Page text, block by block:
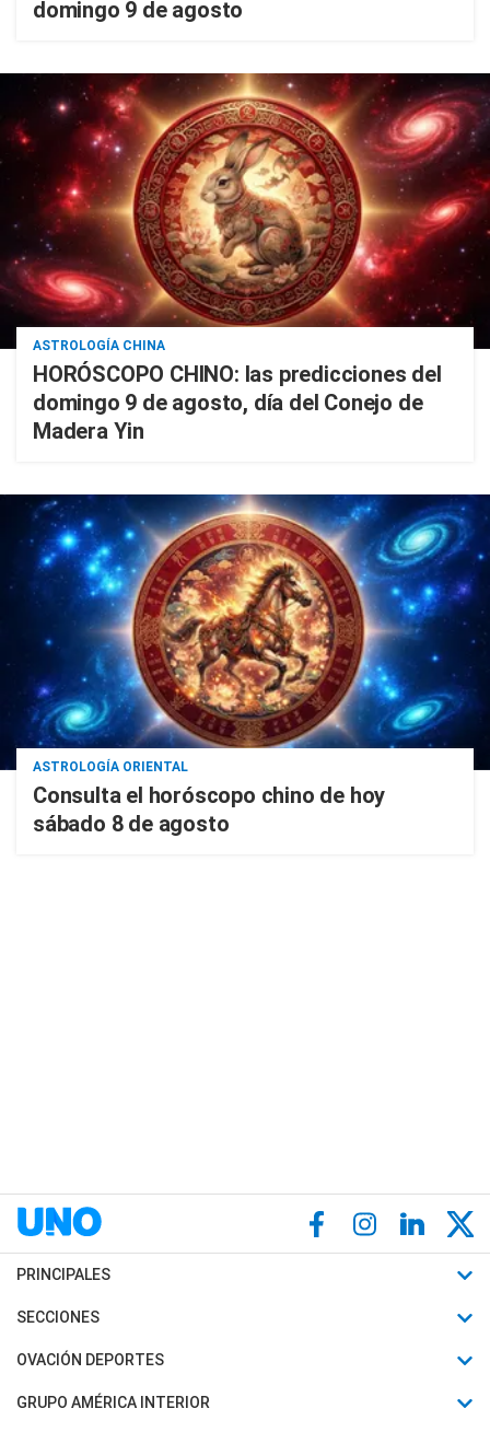
domingo 9 de agosto
ASTROLOGÍA CHINA
HORÓSCOPO CHINO: las predicciones del
domingo 9 de agosto, día del Conejo de
Madera Yin
ASTROLOGÍA ORIENTAL
Consulta el horóscopo chino de hoy
sábado 8 de agosto
PRINCIPALES
Últimas Noticias
Política
SECCIONES
Horóscopo
Motores
OVACIÓN DEPORTES
Fútbol
GRUPO AMÉRICA INTERIOR